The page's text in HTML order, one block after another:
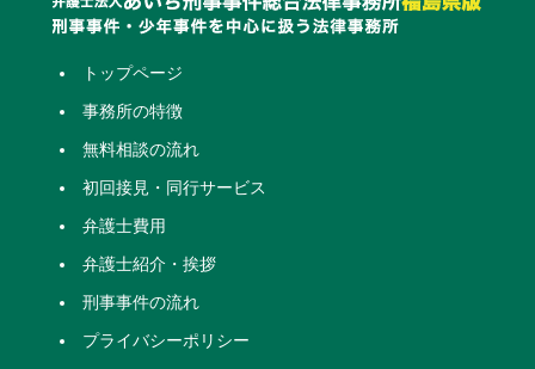
トップページ
事務所の特徴
無料相談の流れ
初回接見・同行サービス
弁護士費用
弁護士紹介・挨拶
刑事事件の流れ
プライバシーポリシー